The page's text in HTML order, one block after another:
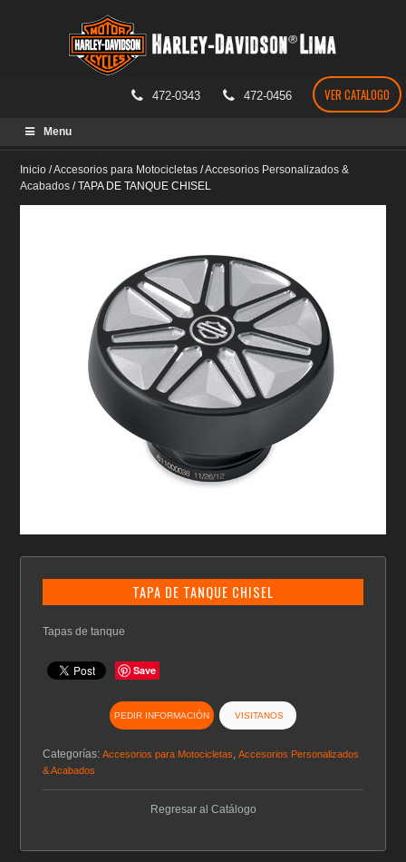
472-0343 472-0456 VER CATALOGO
Menu
Inicio /Accesorios para Motocicletas /Accesorios Personalizados &
Acabados /TAPA DE TANQUE CHISEL
TAPA DE TANQUE CHISEL
Tapas de tanque
Save
PEDIR INFORMACIÓN VISITANOS
Categorías:Accesorios para Motocicletas,Accesorios Personalizados
& Acabados
Regresar al Catálogo